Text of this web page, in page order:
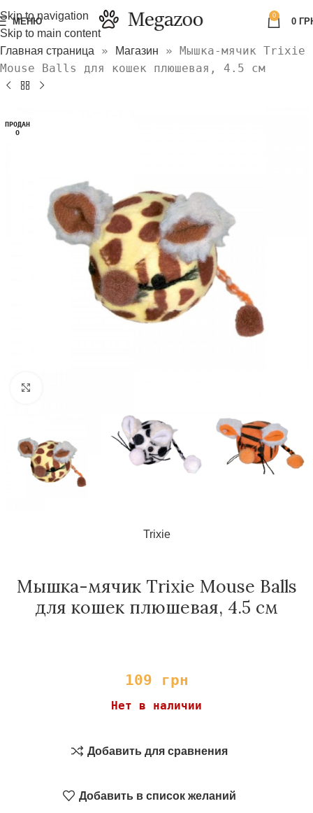
Skip to navigation
Skip to main content
МЕНЮ
0
0
Главная страница » Магазин » Мышка-мячик Trixie
Mouse Balls для кошек плюшевая, 4.5 см
ПРОДАН
О
Trixie
Мышка-мячик Trixie Mouse Balls
для кошек плюшевая, 4.5 см
109 грн
Нет в наличии
Добавить для сравнения
Добавить в список желаний